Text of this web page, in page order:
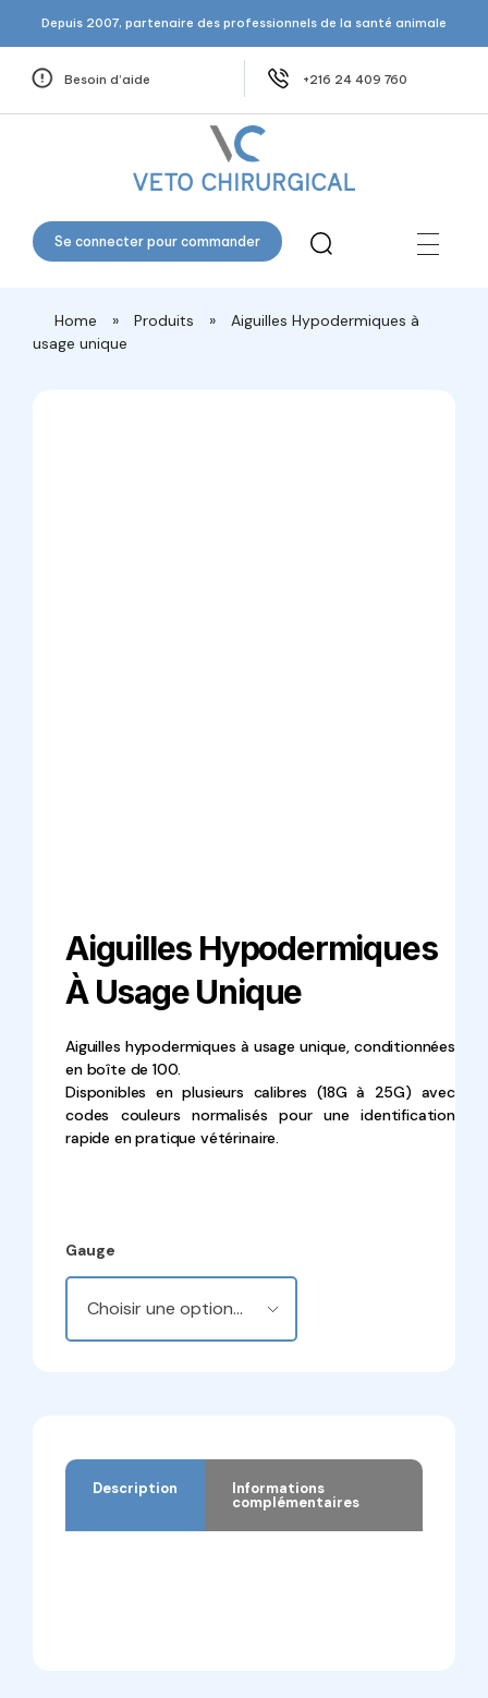
Depuis 2007, partenaire des professionnels de la santé animale
Besoin d’aide +216 24 409 760
Se connecter pour commander
Home » Produits »
Aiguilles Hypodermiques à
usage unique
Aiguilles Hypodermiques
À Usage Unique
Aiguilles hypodermiques à usage unique, conditionnées
en boîte de 100.
Disponibles en plusieurs calibres (18G à 25G) avec
codes couleurs normalisés pour une identification
rapide en pratique vétérinaire.
Gauge
Description Informations
complémentaires